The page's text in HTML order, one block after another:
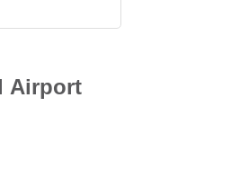
Airport